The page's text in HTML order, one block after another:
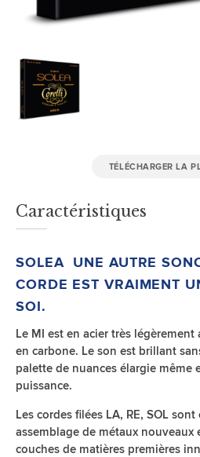
TÉLÉCHARGER LA
Caractéristiques
SOLEA UNE AUTRE
CORDE EST VRAIMENT
SOI.
Le MI est en acier très
en carbone. Le son est brillant
palette de nuances élargie même
puissance.
Les cordes filées LA, RE, SOL
assemblage de métaux
couches de matières premières